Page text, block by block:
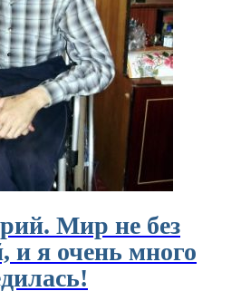
Мир не без
и я очень много